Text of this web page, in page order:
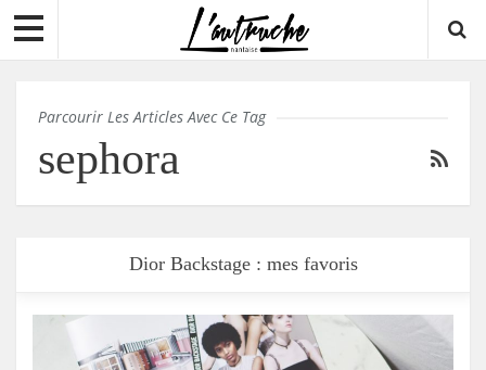
Parcourir Les Articles Avec Ce Tag
sephora
Dior Backstage : mes favoris